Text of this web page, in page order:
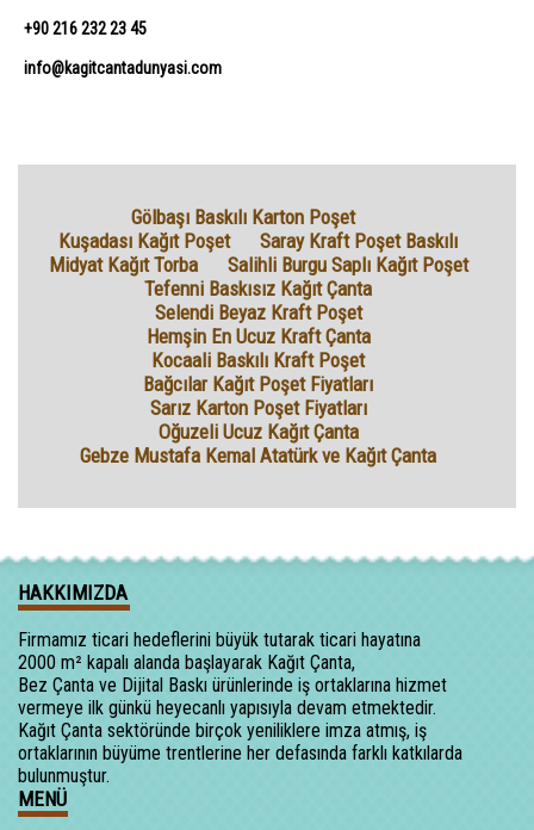
+90 216 232 23 45
info@kagitcantadunyasi.com
Gölbaşı Baskılı Karton Poşet
Kuşadası Kağıt Poşet
Saray Kraft Poşet Baskılı
Midyat Kağıt Torba
Salihli Burgu Saplı Kağıt Poşet
Tefenni Baskısız Kağıt Çanta
Selendi Beyaz Kraft Poşet
Hemşin En Ucuz Kraft Çanta
Kocaali Baskılı Kraft Poşet
Bağcılar Kağıt Poşet Fiyatları
Sarız Karton Poşet Fiyatları
Oğuzeli Ucuz Kağıt Çanta
Gebze Mustafa Kemal Atatürk ve Kağıt Çanta
HAKKIMIZDA
Firmamız ticari hedeflerini büyük tutarak ticari hayatına
2000 m² kapalı alanda başlayarak Kağıt Çanta,
Bez Çanta ve Dijital Baskı ürünlerinde iş ortaklarına hizmet
vermeye ilk günkü heyecanlı yapısıyla devam etmektedir.
Kağıt Çanta sektöründe birçok yeniliklere imza atmış, iş
ortaklarının büyüme trentlerine her defasında farklı katkılarda
bulunmuştur.
MENÜ